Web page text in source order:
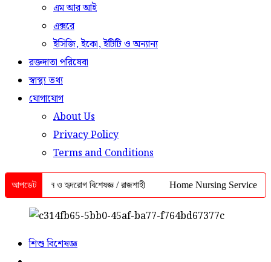
এম আর আই
এক্সরে
ইসিজি, ইকো, ইটিটি ও অন্যান্য
রক্তদাতা পরিষেবা
স্বাস্থ্য তথ্য
যোগাযোগ
About Us
Privacy Policy
Terms and Conditions
আপডেটও হৃদরোগ বিশেষজ্ঞ / রাজশাহী Home Nursing Service Rajshahi
শিশু বিশেষজ্ঞ